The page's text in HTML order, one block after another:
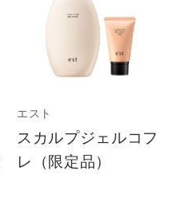
エスト
スカルプジェルコフ
レ（限定品）